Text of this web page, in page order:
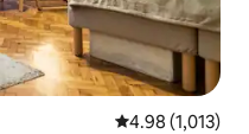
平均评分 4.98
4.98 (1,013)